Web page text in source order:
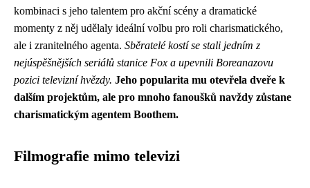
kombinaci s jeho talentem pro akční scény a dramatické
momenty z něj udělaly ideální volbu pro roli charismatického,
ale i zranitelného agenta. Sběratelé kostí se stali jedním z
nejúspěšnějších seriálů stanice Fox a upevnili Boreanazovu
pozici televizní hvězdy. Jeho popularita mu otevřela dveře k
dalším projektům, ale pro mnoho fanoušků navždy zůstane
charismatickým agentem Boothem.
Filmografie mimo televizi